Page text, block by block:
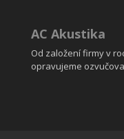
AC Akustika
Od založení firmy v
opravujeme